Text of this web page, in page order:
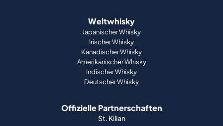
Weltwhisky
Japanischer Whisky
Irischer Whisky
Kanadischer Whisky
Amerikanischer Whisky
Indischer Whisky
Deutscher Whisky
Offizielle Partnerschaften
St. Kilian